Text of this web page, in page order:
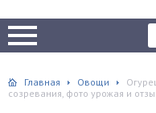
Главная Овощи
созревания, фото урожая и